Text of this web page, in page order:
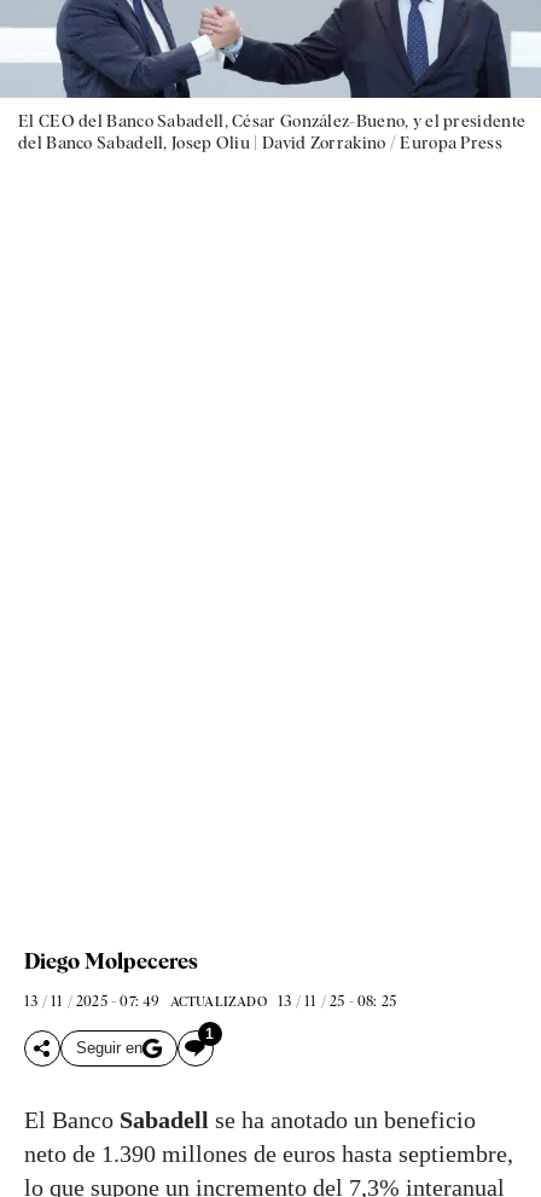
El CEO del Banco Sabadell, César González-Bueno, y el presidente
del Banco Sabadell, Josep Oliu | David Zorrakino / Europa Press
Diego Molpeceres
13 / 11 / 2025 - 07: 49 ACTUALIZADO 13 / 11 / 25 - 08: 25
Seguir en
1
El Banco Sabadell se ha anotado un beneficio
neto de 1.390 millones de euros hasta septiembre,
lo que supone un incremento del 7,3% interanual